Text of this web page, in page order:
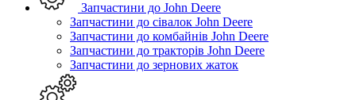
Запчастини до John Deere
Запчастини до сівалок John Deere
Запчастини до комбайнів John Deere
Запчастини до тракторів John Deere
Запчастини до зернових жаток